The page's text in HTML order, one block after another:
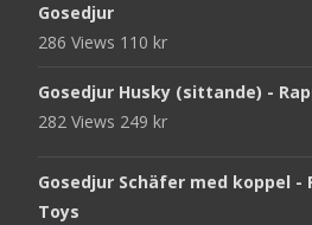
Gosedjur
286 Views 110 kr
Gosedjur Husky (sittande) -
282 Views 249 kr
Gosedjur Schäfer med koppel -
Toys